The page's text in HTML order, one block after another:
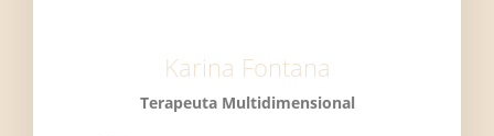
Karina Fontana
Terapeuta Multidimensional